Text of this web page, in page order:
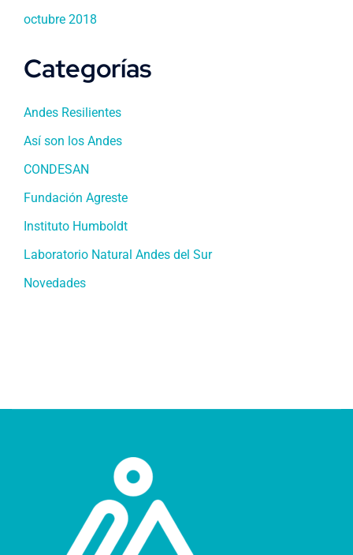
octubre 2018
Categorías
Andes Resilientes
Así son los Andes
CONDESAN
Fundación Agreste
Instituto Humboldt
Laboratorio Natural Andes del Sur
Novedades